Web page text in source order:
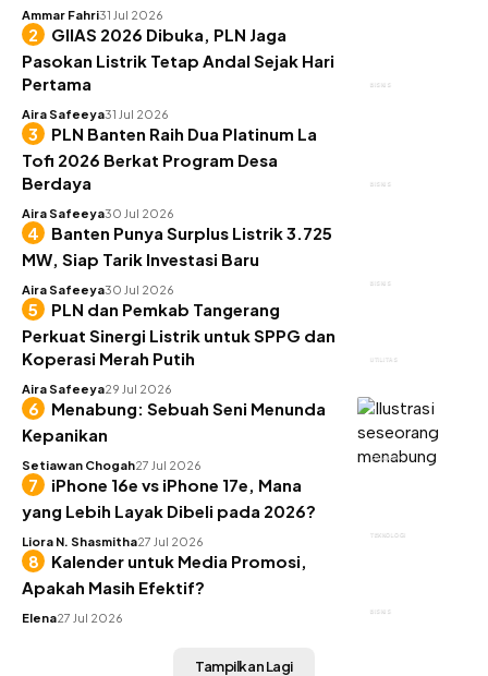
Ammar Fahri31 Jul 2026
BISNIS
GIIAS 2026 Dibuka, PLN Jaga
Pasokan Listrik Tetap Andal Sejak Hari
Pertama
Aira Safeeya31 Jul 2026
BISNIS
PLN Banten Raih Dua Platinum La
Tofi 2026 Berkat Program Desa
Berdaya
Aira Safeeya30 Jul 2026
BISNIS
Banten Punya Surplus Listrik 3.725
MW, Siap Tarik Investasi Baru
Aira Safeeya30 Jul 2026
UTILITAS
PLN dan Pemkab Tangerang
Perkuat Sinergi Listrik untuk SPPG dan
Koperasi Merah Putih
Aira Safeeya29 Jul 2026
KEUANGAN
Menabung: Sebuah Seni Menunda
Kepanikan
Setiawan Chogah27 Jul 2026
TEKNOLOGI
iPhone 16e vs iPhone 17e, Mana
yang Lebih Layak Dibeli pada 2026?
Liora N. Shasmitha27 Jul 2026
BISNIS
Kalender untuk Media Promosi,
Apakah Masih Efektif?
Elena27 Jul 2026
Tampilkan Lagi